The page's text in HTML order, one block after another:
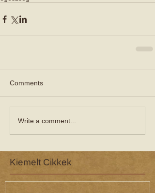
Comments
Write a comment...
Kiemelt Cikkek